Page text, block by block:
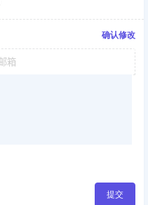
确认修改
提交